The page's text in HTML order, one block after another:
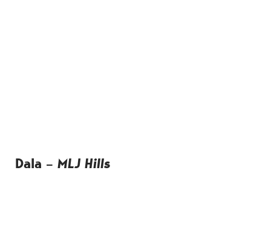
Dala – MLJ Hills